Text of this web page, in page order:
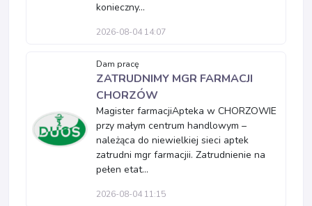
konieczny...
2026-08-04 14:07
Dam pracę
ZATRUDNIMY MGR FARMACJI
CHORZÓW
Magister farmacjiApteka w CHORZOWIE
przy małym centrum handlowym –
należąca do niewielkiej sieci aptek
zatrudni mgr farmacjii. Zatrudnienie na
pełen etat...
2026-08-04 11:15